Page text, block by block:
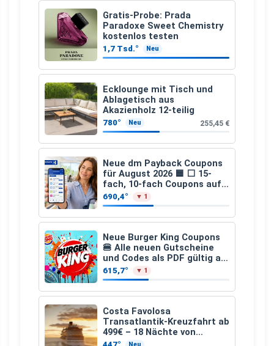
Gratis-Probe: Prada
Paradoxe Sweet Chemistry
kostenlos testen
1,7 Tsd.° Neu
Ecklounge mit Tisch und
Ablagetisch aus
Akazienholz 12-teilig
780° Neu 255,45 €
Neue dm Payback Coupons
für August 2026 🟦 ⬜ 15-
fach, 10-fach Coupons auf
den gesamten Einkauf ab 2
€
690,4° ▼ 1
Neue Burger King Coupons
🍔 Alle neuen Gutscheine
und Codes als PDF gültig ab
25.07.2026 bis 04.09.2026
615,7° ▼ 1
Costa Favolosa
Transatlantik-Kreuzfahrt ab
499€ – 18 Nächte von
Hamburg nach Guadeloupe